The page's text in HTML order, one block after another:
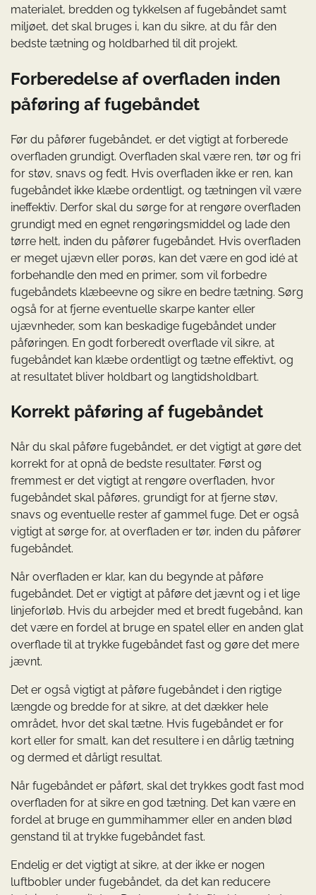
materialet, bredden og tykkelsen af fugebåndet samt
miljøet, det skal bruges i, kan du sikre, at du får den
bedste tætning og holdbarhed til dit projekt.
Forberedelse af overfladen inden
påføring af fugebåndet
Før du påfører fugebåndet, er det vigtigt at forberede
overfladen grundigt. Overfladen skal være ren, tør og fri
for støv, snavs og fedt. Hvis overfladen ikke er ren, kan
fugebåndet ikke klæbe ordentligt, og tætningen vil være
ineffektiv. Derfor skal du sørge for at rengøre overfladen
grundigt med en egnet rengøringsmiddel og lade den
tørre helt, inden du påfører fugebåndet. Hvis overfladen
er meget ujævn eller porøs, kan det være en god idé at
forbehandle den med en primer, som vil forbedre
fugebåndets klæbeevne og sikre en bedre tætning. Sørg
også for at fjerne eventuelle skarpe kanter eller
ujævnheder, som kan beskadige fugebåndet under
påføringen. En godt forberedt overflade vil sikre, at
fugebåndet kan klæbe ordentligt og tætne effektivt, og
at resultatet bliver holdbart og langtidsholdbart.
Korrekt påføring af fugebåndet
Når du skal påføre fugebåndet, er det vigtigt at gøre det
korrekt for at opnå de bedste resultater. Først og
fremmest er det vigtigt at rengøre overfladen, hvor
fugebåndet skal påføres, grundigt for at fjerne støv,
snavs og eventuelle rester af gammel fuge. Det er også
vigtigt at sørge for, at overfladen er tør, inden du påfører
fugebåndet.
Når overfladen er klar, kan du begynde at påføre
fugebåndet. Det er vigtigt at påføre det jævnt og i et lige
linjeforløb. Hvis du arbejder med et bredt fugebånd, kan
det være en fordel at bruge en spatel eller en anden glat
overflade til at trykke fugebåndet fast og gøre det mere
jævnt.
Det er også vigtigt at påføre fugebåndet i den rigtige
længde og bredde for at sikre, at det dækker hele
området, hvor det skal tætne. Hvis fugebåndet er for
kort eller for smalt, kan det resultere i en dårlig tætning
og dermed et dårligt resultat.
Når fugebåndet er påført, skal det trykkes godt fast mod
overfladen for at sikre en god tætning. Det kan være en
fordel at bruge en gummihammer eller en anden blød
genstand til at trykke fugebåndet fast.
Endelig er det vigtigt at sikre, at der ikke er nogen
luftbobler under fugebåndet, da det kan reducere